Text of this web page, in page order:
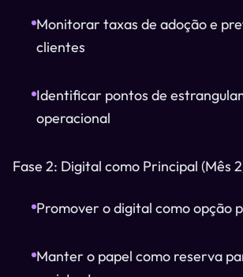
Monitorar taxas de adoção e
clientes
Identificar pontos de
operacional
Fase 2: Digital como Principal (Mês
Promover o digital como opção
Manter o papel como reserva